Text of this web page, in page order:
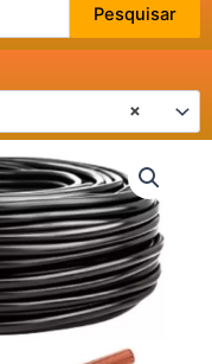
Pesquisar
×